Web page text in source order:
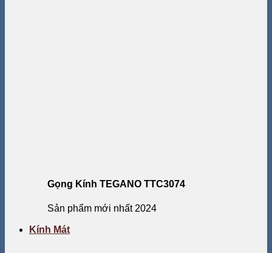
Gọng Kính TEGANO TTC3074
Sản phẩm mới nhất 2024
Kính Mát